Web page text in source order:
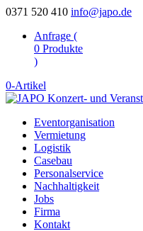
0371 520 410 info@japo.de
Anfrage (
0 Produkte
)
0-Artikel
Eventorganisation
Vermietung
Logistik
Casebau
Personalservice
Nachhaltigkeit
Jobs
Firma
Kontakt